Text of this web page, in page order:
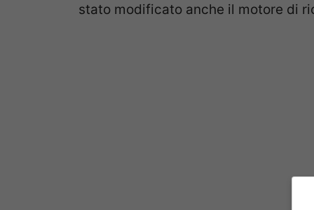
stato modificato anche il motore di